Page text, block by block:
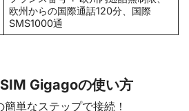
欧州からの国際通話120分、国際
SMS1000通
Gigagoの使い方
単なステップで接続！